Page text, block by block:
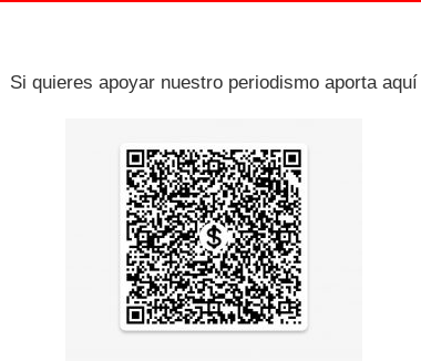
Atentado en Estambul
Si quieres apoyar nuestro periodismo aporta aquí